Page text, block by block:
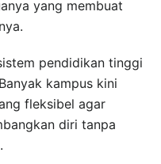
yang membuat
pendidikan tinggi
kampus kini
fleksibel agar
diri tanpa